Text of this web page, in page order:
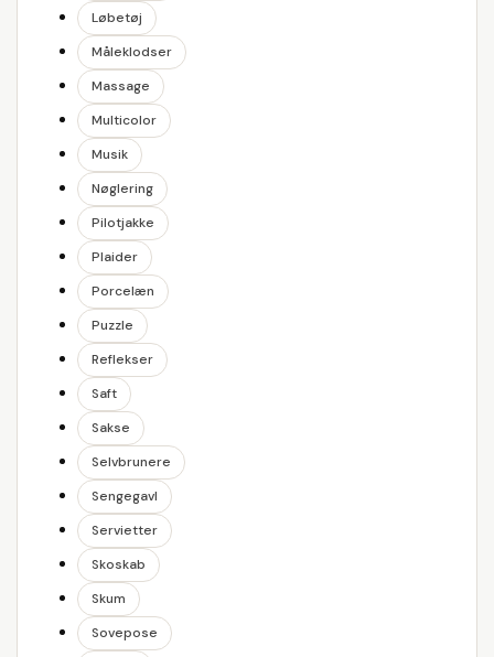
Løbetøj
Måleklodser
Massage
Multicolor
Musik
Nøglering
Pilotjakke
Plaider
Porcelæn
Puzzle
Reflekser
Saft
Sakse
Selvbrunere
Sengegavl
Servietter
Skoskab
Skum
Sovepose